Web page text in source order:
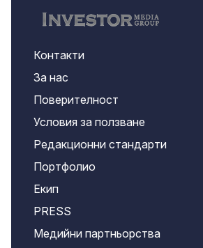
Контакти
За нас
Поверителност
Условия за ползване
Редакционни стандарти
Портфолио
Екип
PRESS
Медийни партньорства